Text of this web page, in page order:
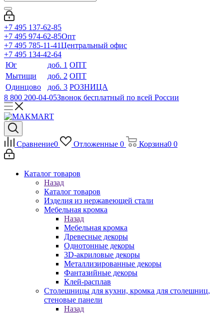
+7 495 137-62-85
+7 495 974-62-85Опт
+7 495 785-11-41Центральный офис
+7 495 134-42-64
Юг
доб. 1 ОПТ
Мытищи
доб. 2 ОПТ
Одинцово
доб. 3 РОЗНИЦА
8 800 200-04-05Звонок бесплатный по всей России
Сравнение0 Отложенные 0 Корзина0 0
Каталог товаров
Назад
Каталог товаров
Изделия из нержавеющей стали
Мебельная кромка
Назад
Мебельная кромка
Древесные декоры
Однотонные декоры
3D-акриловые декоры
Металлизированные декоры
Фантазийные декоры
Клей-расплав
Столешницы для кухни, кромка для столешниц,
стеновые панели
Назад